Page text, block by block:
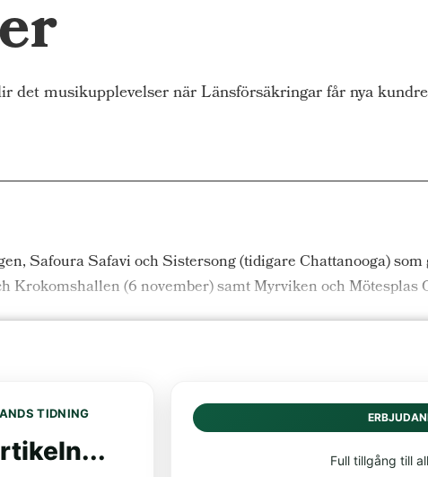
det musikupplevelser när Länsförsäkringar får nya
Safoura Safavi och Sistersong (tidigare Chattanooga)
Krokomshallen (6 november) samt Myrviken och Mötesplas
TIDNING
Full tillgång till